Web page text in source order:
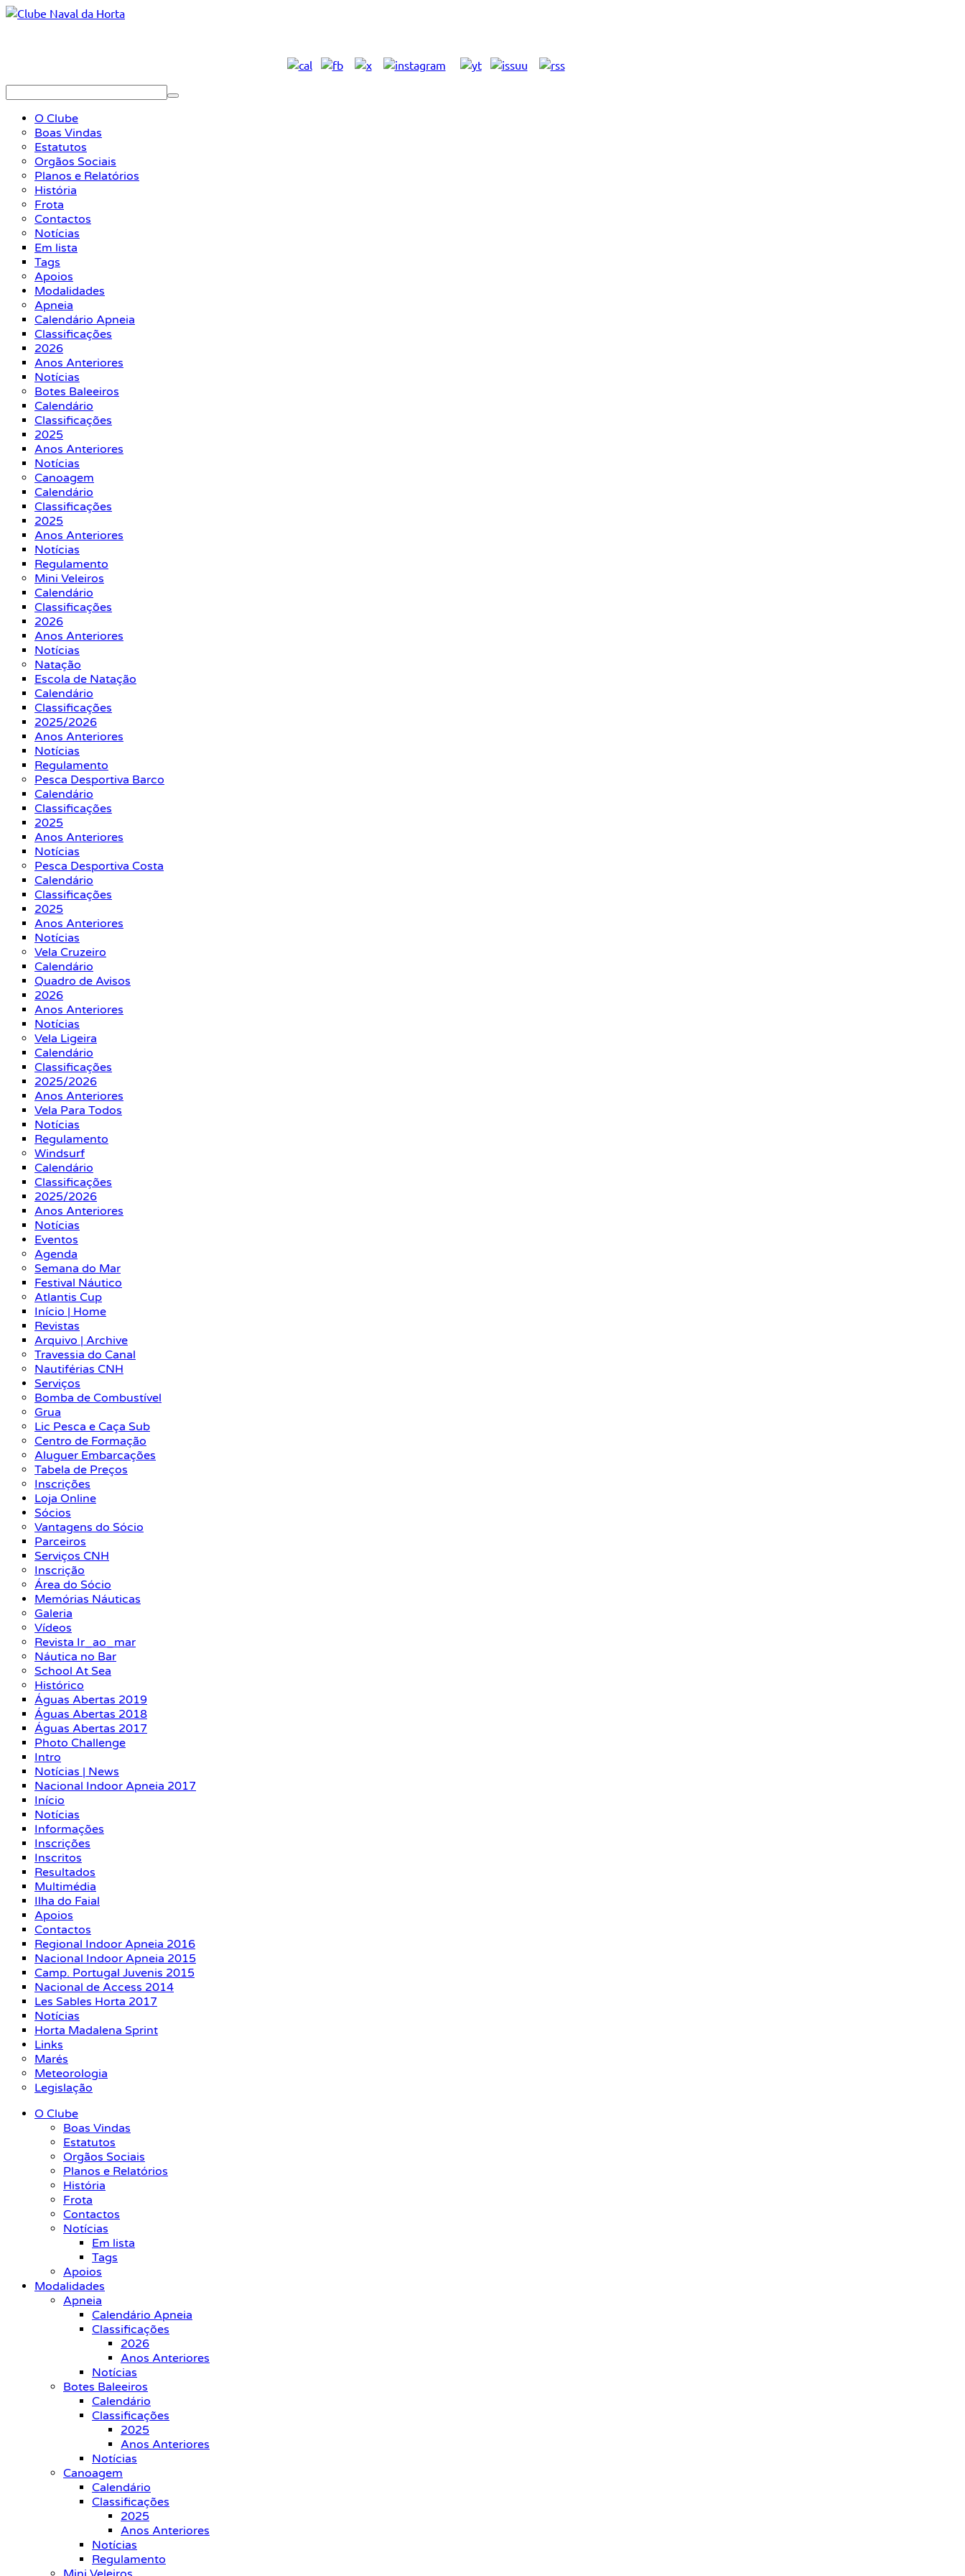
O Clube
Boas Vindas
Estatutos
Orgãos Sociais
Planos e Relatórios
História
Frota
Contactos
Notícias
Em lista
Tags
Apoios
Modalidades
Apneia
Calendário Apneia
Classificações
2026
Anos Anteriores
Notícias
Botes Baleeiros
Calendário
Classificações
2025
Anos Anteriores
Notícias
Canoagem
Calendário
Classificações
2025
Anos Anteriores
Notícias
Regulamento
Mini Veleiros
Calendário
Classificações
2026
Anos Anteriores
Notícias
Natação
Escola de Natação
Calendário
Classificações
2025/2026
Anos Anteriores
Notícias
Regulamento
Pesca Desportiva Barco
Calendário
Classificações
2025
Anos Anteriores
Notícias
Pesca Desportiva Costa
Calendário
Classificações
2025
Anos Anteriores
Notícias
Vela Cruzeiro
Calendário
Quadro de Avisos
2026
Anos Anteriores
Notícias
Vela Ligeira
Calendário
Classificações
2025/2026
Anos Anteriores
Vela Para Todos
Notícias
Regulamento
Windsurf
Calendário
Classificações
2025/2026
Anos Anteriores
Notícias
Eventos
Agenda
Semana do Mar
Festival Náutico
Atlantis Cup
Início | Home
Revistas
Arquivo | Archive
Travessia do Canal
Nautiférias CNH
Serviços
Bomba de Combustível
Grua
Lic Pesca e Caça Sub
Centro de Formação
Aluguer Embarcações
Tabela de Preços
Inscrições
Loja Online
Sócios
Vantagens do Sócio
Parceiros
Serviços CNH
Inscrição
Área do Sócio
Memórias Náuticas
Galeria
Vídeos
Revista Ir_ao_mar
Náutica no Bar
School At Sea
Histórico
Águas Abertas 2019
Águas Abertas 2018
Águas Abertas 2017
Photo Challenge
Intro
Notícias | News
Nacional Indoor Apneia 2017
Início
Notícias
Informações
Inscrições
Inscritos
Resultados
Multimédia
Ilha do Faial
Apoios
Contactos
Regional Indoor Apneia 2016
Nacional Indoor Apneia 2015
Camp. Portugal Juvenis 2015
Nacional de Access 2014
Les Sables Horta 2017
Notícias
Horta Madalena Sprint
Links
Marés
Meteorologia
Legislação
O Clube
Boas Vindas
Estatutos
Orgãos Sociais
Planos e Relatórios
História
Frota
Contactos
Notícias
Em lista
Tags
Apoios
Modalidades
Apneia
Calendário Apneia
Classificações
2026
Anos Anteriores
Notícias
Botes Baleeiros
Calendário
Classificações
2025
Anos Anteriores
Notícias
Canoagem
Calendário
Classificações
2025
Anos Anteriores
Notícias
Regulamento